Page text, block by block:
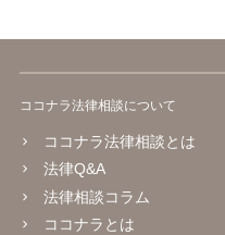
ココナラ法律相談について
ココナラ法律相談とは
法律Q&A
法律相談コラム
ココナラとは